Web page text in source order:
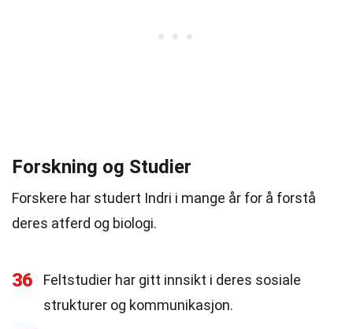
Forskning og Studier
Forskere har studert Indri i mange år for å forstå
deres atferd og biologi.
36
Feltstudier har gitt innsikt i deres sosiale
strukturer og kommunikasjon.